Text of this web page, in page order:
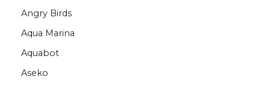
Angry Birds
Aqua Marina
Aquabot
Aseko